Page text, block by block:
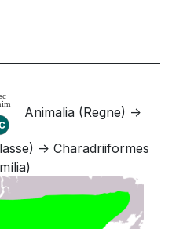
Animalia (Regne) ->
-> Charadriiformes